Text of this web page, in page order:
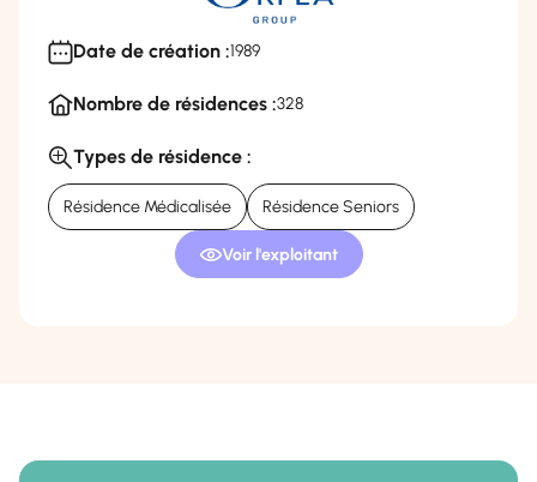
Date de création :1989
Nombre de résidences :328
Types de résidence :
Résidence Médicalisée Résidence Seniors
Voir l'exploitant